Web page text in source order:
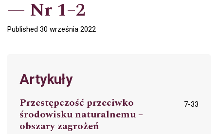
Nr 1–2
Published 30 września 2022
Artykuły
Przestępczość przeciwko
środowisku naturalnemu –
obszary zagrożeń
7-33